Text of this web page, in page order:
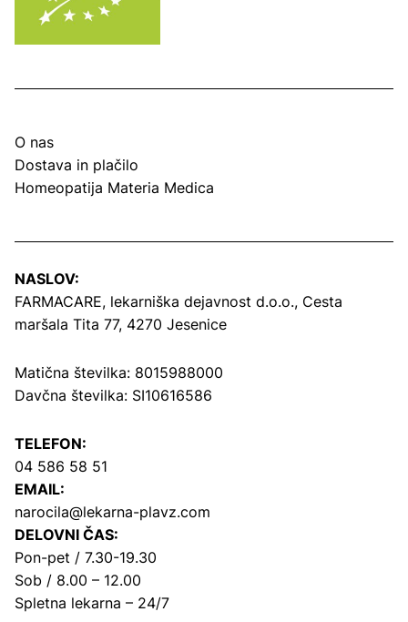
O nas
Dostava in plačilo
Homeopatija Materia Medica
NASLOV:
FARMACARE, lekarniška dejavnost d.o.o., Cesta
maršala Tita 77, 4270 Jesenice
Matična številka: 8015988000
Davčna številka: SI10616586
TELEFON:
04 586 58 51
EMAIL:
narocila@lekarna-plavz.com
DELOVNI ČAS:
Pon-pet / 7.30-19.30
Sob / 8.00 – 12.00
Spletna lekarna – 24/7